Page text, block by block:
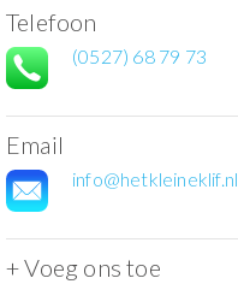
Telefoon
(0527) 68 79 73
Email
info@hetkleineklif.nl
+ Voeg ons toe